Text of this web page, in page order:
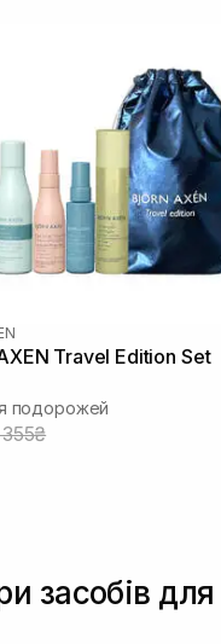
Travel Edition Set
подорожей
засобів